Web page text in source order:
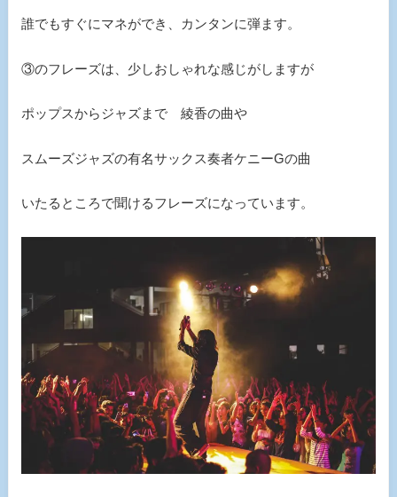
誰でもすぐにマネができ、カンタンに弾ます。
③のフレーズは、少しおしゃれな感じがしますが
ポップスからジャズまで 綾香の曲や
スムーズジャズの有名サックス奏者ケニーGの曲
いたるところで聞けるフレーズになっています。